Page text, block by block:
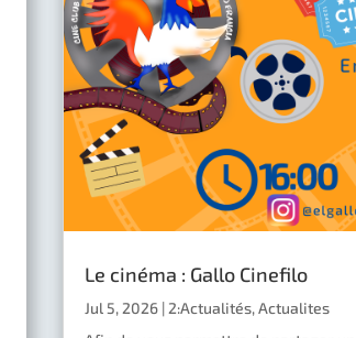
Le cinéma : Gallo Cinefilo
Jul 5, 2026| 2:Actualités,Actualites